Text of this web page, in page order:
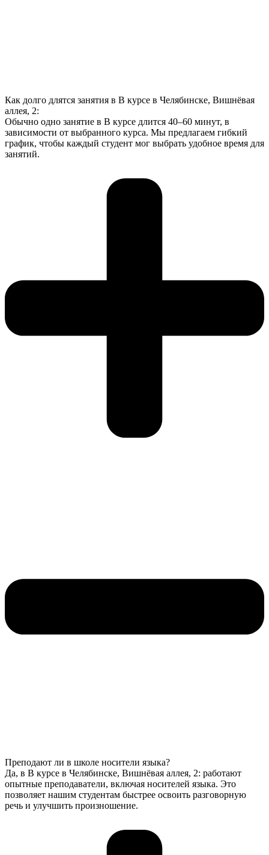
Как долго длятся занятия в В курсе в Челябинске, Вишнёвая
аллея, 2:
Обычно одно занятие в В курсе длится 40–60 минут, в
зависимости от выбранного курса. Мы предлагаем гибкий
график, чтобы каждый студент мог выбрать удобное время для
занятий.
Преподают ли в школе носители языка?
Да, в В курсе в Челябинске, Вишнёвая аллея, 2: работают
опытные преподаватели, включая носителей языка. Это
позволяет нашим студентам быстрее освоить разговорную
речь и улучшить произношение.